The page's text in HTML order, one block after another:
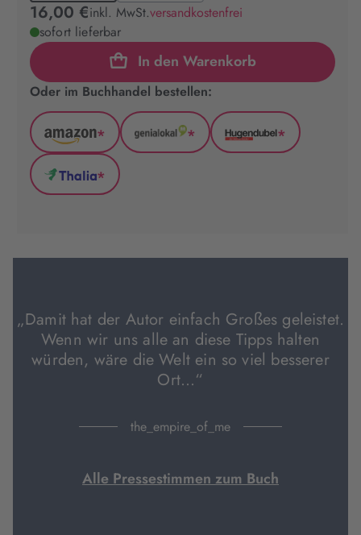
16,00 €inkl. MwSt.versandkostenfrei
sofort lieferbar
In den Warenkorb
Oder im Buchhandel bestellen:
Amazon
(wird
in
neuem
*
GenialLokal
*
Hugendubel
*
Thalia
Tab
*
„Damit hat der Autor einfach Großes geleistet.
Wenn wir uns alle an diese Tipps halten
würden, wäre die Welt ein so viel besserer
Ort...“
the_empire_of_me
Alle Pressestimmen zum Buch